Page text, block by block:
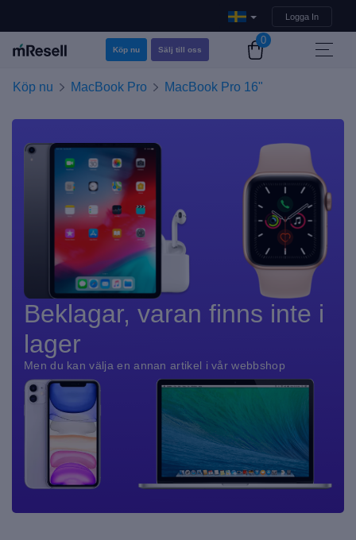
Logga In
Köp nu Sälj till oss
0
Köp nu MacBook Pro MacBook Pro 16"
Beklagar, varan finns inte i
lager
Men du kan välja en annan artikel i vår webbshop